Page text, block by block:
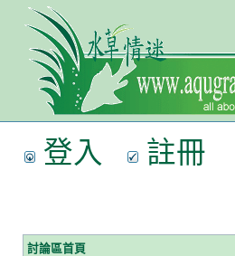
登入 註冊
討論區首頁